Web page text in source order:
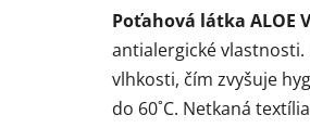
Poťahová látka ALOE
antialergické
vlhkosti, čím zvyšuje
do 60˚C. Netkaná